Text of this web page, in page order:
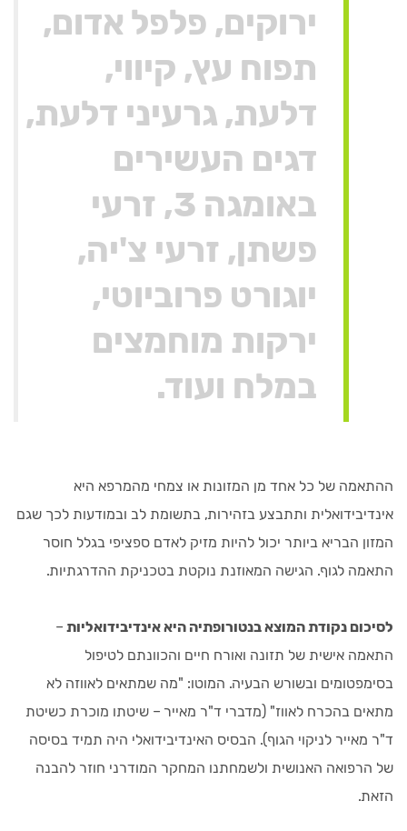
ירוקים, פלפל אדום,
תפוח עץ, קיווי,
דלעת, גרעיני דלעת,
דגים העשירים
באומגה 3, זרעי
פשתן, זרעי צ'יה,
יוגורט פרוביוטי,
ירקות מוחמצים
במלח ועוד.
ההתאמה של כל אחד מן המזונות או צמחי מהמרפא היא
אינדיבידואלית ותתבצע בזהירות, בתשומת לב ובמודעות לכך שגם
המזון הבריא ביותר יכול להיות מזיק לאדם ספציפי בגלל חוסר
התאמה לגוף. הגישה המאוזנת נוקטת בטכניקת ההדרגתיות.
לסיכום נקודת המוצא בנטורופתיה היא אינדיבידואליות –
התאמה אישית של תזונה ואורח חיים והכוונתם לטיפול
בסימפטומים ובשורש הבעיה. המוטו: "מה שמתאים לאווזה לא
מתאים בהכרח לאווז" (מדברי ד"ר מאייר – שיטתו מוכרת כשיטת
ד"ר מאייר לניקוי הגוף). הבסיס האינדיבידואלי היה תמיד בסיסה
של הרפואה האנושית ולשמחתנו המחקר המודרני חוזר להבנה
הזאת.